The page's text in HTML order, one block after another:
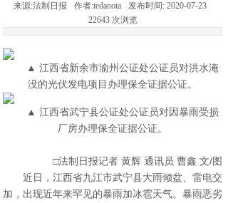
来源:法制日报 作者:tedanota 发布时间: 2020-07-23
22643 次浏览
▲ 江西省新余市渝州公证处公证员对洪水淹
没的光伏发电项目办理保全证据公证。
▲ 江西省武宁县公证处公证员对因暴雨受损
厂房办理保全证据公证。
□法制日报记者 黄辉 通讯员 曹鑫 文/图
近日，江西省九江市武宁县大雨倾盆、雷电交
加，出现近年来罕见的暴雨加冰雹天气。暴雨恶劣